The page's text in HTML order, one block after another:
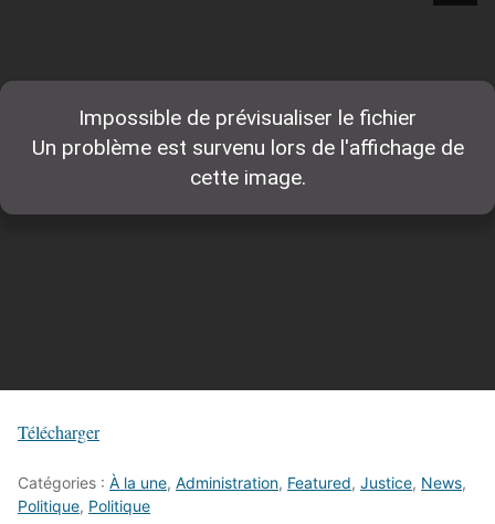
Télécharger
Catégories : À la une, Administration, Featured, Justice, News,
Politique, Politique